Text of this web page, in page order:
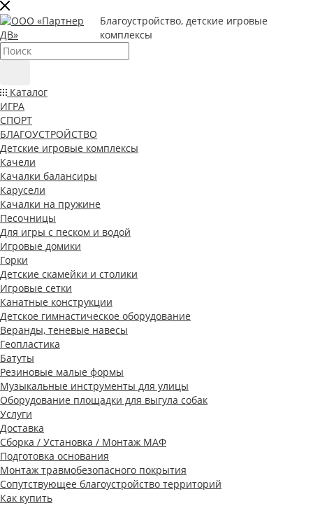
Благоустройство, детские игровые
комплексы
Каталог
ИГРА
СПОРТ
БЛАГОУСТРОЙСТВО
Детские игровые комплексы
Качели
Качалки балансиры
Карусели
Качалки на пружине
Песочницы
Для игры с песком и водой
Игровые домики
Горки
Детские скамейки и столики
Игровые сетки
Канатные конструкции
Детское гимнастическое оборудование
Веранды, теневые навесы
Геопластика
Батуты
Резиновые малые формы
Музыкальные инструменты для улицы
Оборудование площадки для выгула собак
Услуги
Доставка
Сборка / Установка / Монтаж МАФ
Подготовка основания
Монтаж травмобезопасного покрытия
Сопутствующее благоустройство территорий
Как купить